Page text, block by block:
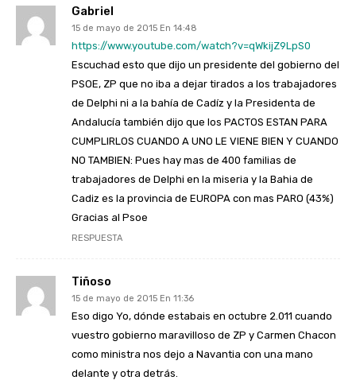
Gabriel
15 de mayo de 2015 En 14:48
https://www.youtube.com/watch?v=qWkijZ9LpS0
Escuchad esto que dijo un presidente del gobierno del
PSOE, ZP que no iba a dejar tirados a los trabajadores
de Delphi ni a la bahía de Cadíz y la Presidenta de
Andalucía también dijo que los PACTOS ESTAN PARA
CUMPLIRLOS CUANDO A UNO LE VIENE BIEN Y CUANDO
NO TAMBIEN: Pues hay mas de 400 familias de
trabajadores de Delphi en la miseria y la Bahia de
Cadiz es la provincia de EUROPA con mas PARO (43%)
Gracias al Psoe
RESPUESTA
Tiñoso
15 de mayo de 2015 En 11:36
Eso digo Yo, dónde estabais en octubre 2.011 cuando
vuestro gobierno maravilloso de ZP y Carmen Chacon
como ministra nos dejo a Navantia con una mano
delante y otra detrás.